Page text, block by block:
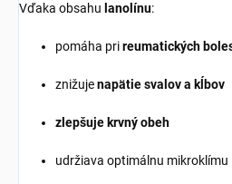
Vďaka obsahu lanolínu:
pomáha prireumatických
znižujenapätie svalov a kĺbov
zlepšuje krvný obeh
udržiava optimálnu mikroklímu